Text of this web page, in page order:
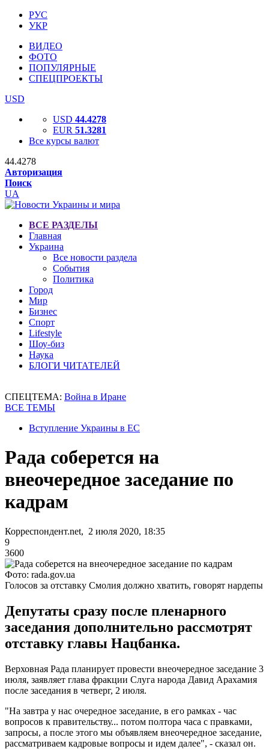
РУС
УКР
ВИДЕО
ФОТО
ПОПУЛЯРНЫЕ
СПЕЦПРОЕКТЫ
USD
USD 44.4278
EUR 51.3281
Все курсы валют
44.4278
Авторизация
Поиск
UA
ВСЕ РАЗДЕЛЫ
Главная
Украина
Все новости раздела
События
Политика
Город
Мир
Бизнес
Спорт
Lifestyle
Шоу-биз
Наука
БЛОГИ ЧИТАТЕЛЕЙ
СПЕЦТЕМА: Война в Иране
ВСЕ ТЕМЫ
Вступление Украины в ЕС
Рада соберется на
внеочередное заседание по
кадрам
Корреспондент.net, 2 июля 2020, 18:35
9
3600
Фото: rada.gov.ua
Голосов за отставку Смолия должно хватить, говорят нардепы
Депутаты сразу после пленарного
заседания дополнительно рассмотрят
отставку главы Нацбанка.
Верховная Рада планирует провести внеочередное заседание 3
июля, заявляет глава фракции Слуга народа Давид Арахамия
после заседания в четверг, 2 июля.
"На завтра у нас очередное заседание, в его рамках - час
вопросов к правительству... потом полтора часа с правками,
запросы, а после этого мы объявляем внеочередное заседание,
рассматриваем кадровые вопросы и идем далее", - сказал он.